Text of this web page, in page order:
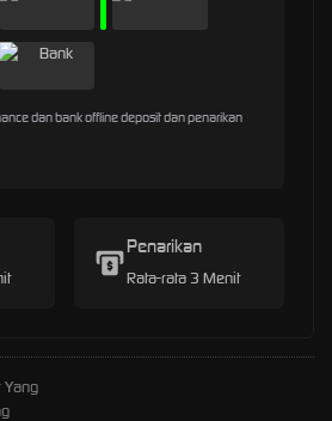
dan bank offline deposit dan penarikan
Penarikan
Rata-rata 3 Menit
Yang